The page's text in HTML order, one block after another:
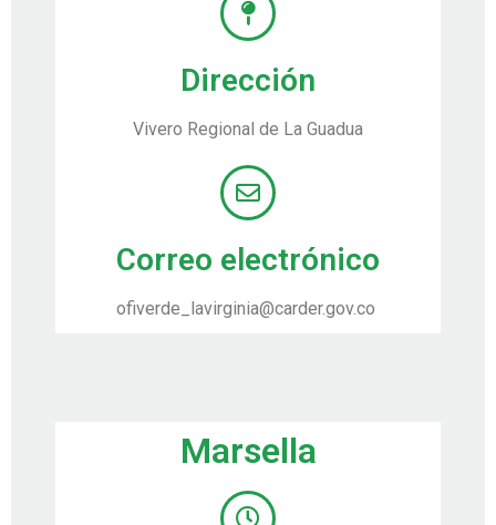
Dirección
Vivero Regional de La Guadua
Correo electrónico
ofiverde_lavirginia@carder.gov.co
Marsella